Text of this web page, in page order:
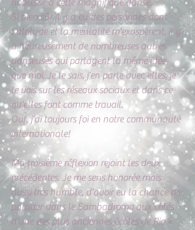
noblesse à cette magnifique danse.
Si bien sûr il y a eu des personnes dont
l’attitude et la mentalité m'exaspèrent, il y
a heureusement de nombreuses autres
danseuses qui partagent la même idée
que moi. Je le sais, j’en parle avec elles, je
le vois sur les réseaux sociaux et dans ce
qu’elles font comme travail.
Ouf, j’ai toujours foi en notre communauté
internationale!
Ma troisième réflexion rejoint les deux
précédentes. Je me sens honorée mais
aussi très humble, d’avoir eu la chance de
parader dans le Sambadromo aux côtés
d’une des plus anciennes écoles de Rio «